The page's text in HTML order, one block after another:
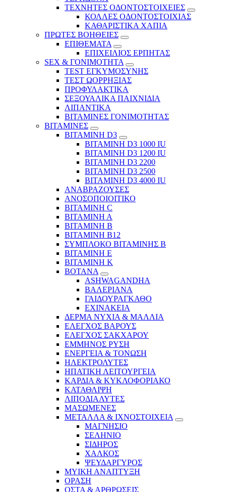
ΤΕΧΝΗΤΕΣ ΟΔΟΝΤΟΣΤΟΙΧΕΙΕΣ
ΚΟΛΛΕΣ ΟΔΟΝΤΟΣΤΟΙΧΙΑΣ
ΚΑΘΑΡΙΣΤΙΚΑ ΧΑΠΙΑ
ΠΡΩΤΕΣ ΒΟΗΘΕΙΕΣ
ΕΠΙΘΕΜΑΤΑ
ΕΠΙΧΕΙΛΙΟΣ ΕΡΠΗΤΑΣ
SEX & ΓΟΝΙΜΟΤΗΤΑ
TEST ΕΓΚΥΜΟΣΥΝΗΣ
ΤΕΣΤ ΩΟΡΡΗΞΙΑΣ
ΠΡΟΦΥΛΑΚΤΙΚΑ
ΣΕΞΟΥΑΛΙΚΑ ΠΑΙΧΝΙΔΙΑ
ΛΙΠΑΝΤΙΚΑ
ΒΙΤΑΜΙΝΕΣ ΓΟΝΙΜΟΤΗΤΑΣ
ΒΙΤΑΜΙΝΕΣ
ΒΙΤΑΜΙΝΗ D3
ΒΙΤΑΜΙΝΗ D3 1000 IU
ΒΙΤΑΜΙΝΗ D3 1200 IU
ΒΙΤΑΜΙΝΗ D3 2200
ΒΙΤΑΜΙΝΗ D3 2500
BITAMINH D3 4000 IU
ΑΝΑΒΡΑΖΟΥΣΕΣ
ΑΝΟΣΟΠΟΙΟΙΤΙΚΟ
ΒΙΤΑΜΙΝΗ C
ΒΙΤΑΜΙΝΗ Α
ΒΙΤΑΜΙΝΗ Β
ΒΙΤΑΜΙΝΗ Β12
ΣΥΜΠΛΟΚΟ ΒΙΤΑΜΙΝΗΣ Β
ΒΙΤΑΜΙΝΗ Ε
ΒΙΤΑΜΙΝΗ Κ
ΒΟΤΑΝΑ
ASHWAGANDHA
ΒΑΛΕΡΙΑΝΑ
ΓΑΙΔΟΥΡΑΓΚΑΘΟ
ΕΧΙΝΑΚΕΙΑ
ΔΕΡΜΑ ΝΥΧΙΑ & ΜΑΛΛΙΑ
ΕΛΕΓΧΟΣ ΒΑΡΟΥΣ
ΕΛΕΓΧΟΣ ΣΑΚΧΑΡΟΥ
ΕΜΜΗΝΟΣ ΡΥΣΗ
ΕΝΕΡΓΕΙΑ & ΤΟΝΩΣΗ
ΗΛΕΚΤΡΟΛΥΤΕΣ
ΗΠΑΤΙΚΗ ΛΕΙΤΟΥΡΓΕΙΑ
ΚΑΡΔΙΑ & ΚΥΚΛΟΦΟΡΙΑΚΟ
ΚΑΤΑΘΛΙΨΗ
ΛΙΠΟΔΙΑΛΥΤΕΣ
ΜΑΣΩΜΕΝΕΣ
ΜΕΤΑΛΛΑ & ΙΧΝΟΣΤΟΙΧΕΙΑ
ΜΑΓΝΗΣΙΟ
ΣΕΛΗΝΙΟ
ΣΙΔΗΡΟΣ
ΧΑΛΚΟΣ
ΨΕΥΔΑΡΓΥΡΟΣ
ΜΥΙΚΗ ΑΝΑΠΤΥΞΗ
ΟΡΑΣΗ
ΟΣΤΑ & ΑΡΘΡΩΣΕΙΣ